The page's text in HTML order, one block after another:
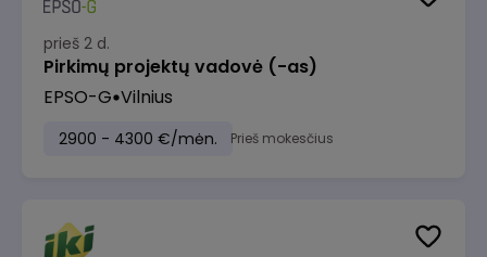
prieš 2 d.
Pirkimų projektų vadovė (-as)
EPSO-G Vilnius
2900 - 4300 €/mėn. Prieš mokesčius